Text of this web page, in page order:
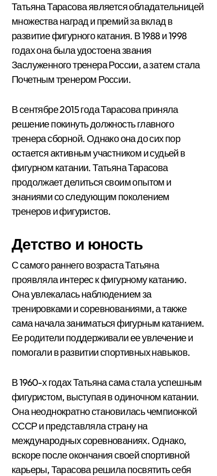
Татьяна Тарасова является обладательницей
множества наград и премий за вклад в
развитие фигурного катания. В 1988 и 1998
годах она была удостоена звания
Заслуженного тренера России, а затем стала
Почетным тренером России.
В сентябре 2015 года Тарасова приняла
решение покинуть должность главного
тренера сборной. Однако она до сих пор
остается активным участником и судьей в
фигурном катании. Татьяна Тарасова
продолжает делиться своим опытом и
знаниями со следующим поколением
тренеров и фигуристов.
Детство и юность
С самого раннего возраста Татьяна
проявляла интерес к фигурному катанию.
Она увлекалась наблюдением за
тренировками и соревнованиями, а также
сама начала заниматься фигурным катанием.
Ее родители поддерживали ее увлечение и
помогали в развитии спортивных навыков.
В 1960-х годах Татьяна сама стала успешным
фигуристом, выступая в одиночном катании.
Она неоднократно становилась чемпионкой
СССР и представляла страну на
международных соревнованиях. Однако,
вскоре после окончания своей спортивной
карьеры, Тарасова решила посвятить себя